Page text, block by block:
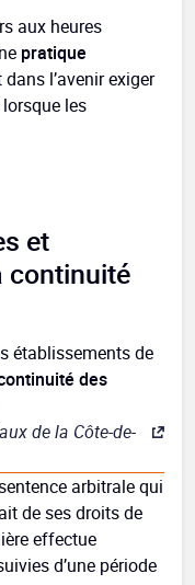
aux heures
pratique
l’avenir exiger
les
et
continuité
établissements de
des
de la Côte-de-
arbitrale qui
de ses droits de
effectue
d’une période